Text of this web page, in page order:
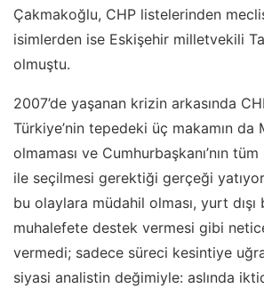
Çakmakoğlu, CHP listelerinden
isimlerden ise Eskişehir milletvekili
olmuştu.
2007’de yaşanan krizin arkasında
Türkiye’nin tepedeki üç makamın da
olmaması ve Cumhurbaşkanı’nın
ile seçilmesi gerektiği gerçeği
bu olaylara müdahil olması, yurt dışı
muhalefete destek vermesi gibi
vermedi; sadece süreci kesintiye
siyasi analistin değimiyle: aslında